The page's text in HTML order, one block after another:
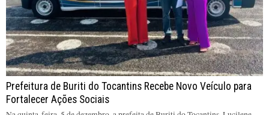
Prefeitura de Buriti do Tocantins Recebe Novo Veículo para
Fortalecer Ações Sociais